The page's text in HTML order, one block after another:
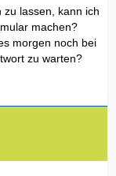
lassen, kann ich
machen?
morgen noch bei
zu warten?